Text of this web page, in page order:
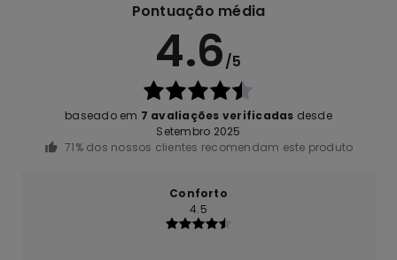
Pontuação média
4.6/5
baseado em 7 avaliações verificadas desde
Setembro 2025
71% dos nossos clientes recomendam este produto
Conforto
4.5